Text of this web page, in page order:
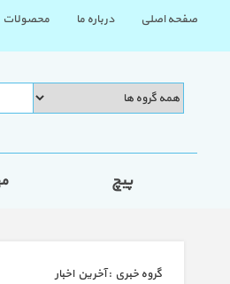
صفحه اصلی درباره ما محصولات
پیچ
گروه خبري :آخرین اخبار